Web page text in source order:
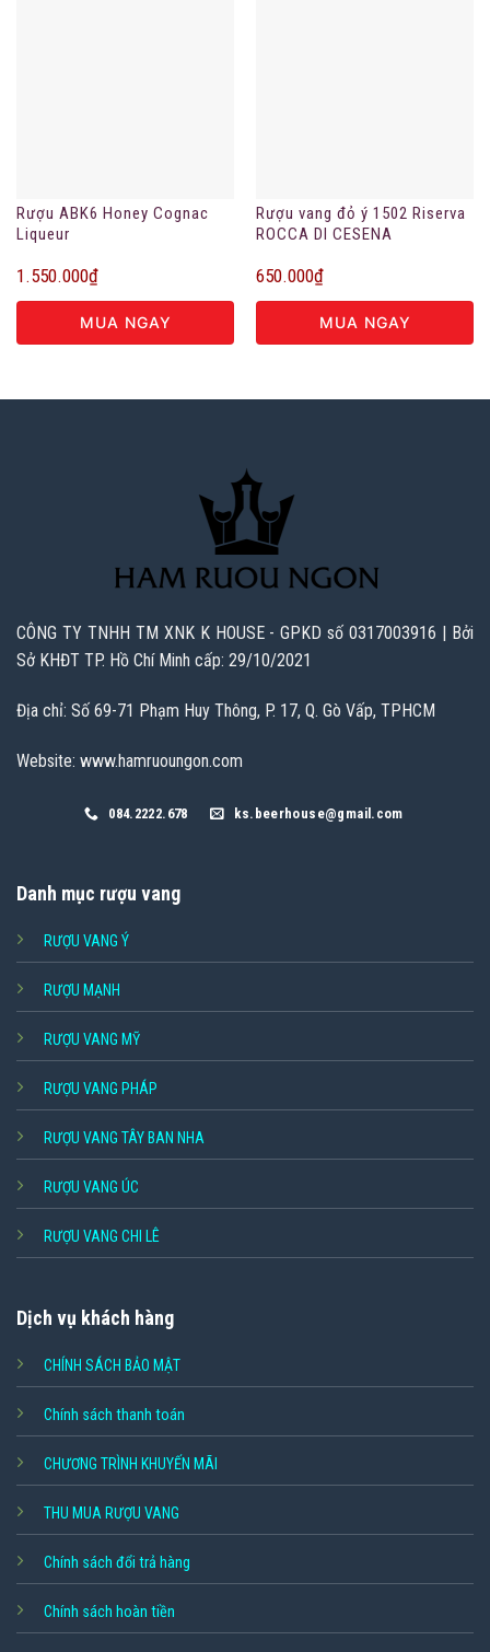
Rượu ABK6 Honey Cognac
Liqueur
1.550.000₫
MUA NGAY
Rượu vang đỏ ý 1502 Riserva
ROCCA DI CESENA
650.000₫
MUA NGAY
CÔNG TY TNHH TM XNK K HOUSE - GPKD số 0317003916 | Bởi
Sở KHĐT TP. Hồ Chí Minh cấp: 29/10/2021
Địa chỉ: Số 69-71 Phạm Huy Thông, P. 17, Q. Gò Vấp, TPHCM
Website: www.hamruoungon.com
084.2222.678 ks.beerhouse@gmail.com
Danh mục rượu vang
RƯỢU VANG Ý
RƯỢU MẠNH
RƯỢU VANG MỸ
RƯỢU VANG PHÁP
RƯỢU VANG TÂY BAN NHA
RƯỢU VANG ÚC
RƯỢU VANG CHI LÊ
Dịch vụ khách hàng
CHÍNH SÁCH BẢO MẬT
Chính sách thanh toán
CHƯƠNG TRÌNH KHUYẾN MÃI
THU MUA RƯỢU VANG
Chính sách đổi trả hàng
Chính sách hoàn tiền